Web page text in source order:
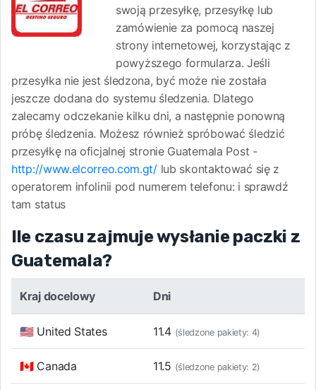
swoją przesyłkę, przesyłkę lub
zamówienie za pomocą naszej
strony internetowej, korzystając z
powyższego formularza. Jeśli
przesyłka nie jest śledzona, być może nie została
jeszcze dodana do systemu śledzenia. Dlatego
zalecamy odczekanie kilku dni, a następnie ponowną
próbę śledzenia. Możesz również spróbować śledzić
przesyłkę na oficjalnej stronie Guatemala Post -
http://www.elcorreo.com.gt/lub skontaktować się z
operatorem infolinii pod numerem telefonu: i sprawdź
tam status
Ile czasu zajmuje wysłanie paczki z
Guatemala?
Kraj docelowy Dni
🇺🇸 United States 11.4 (śledzone pakiety: 4)
🇨🇦 Canada 11.5 (śledzone pakiety: 2)